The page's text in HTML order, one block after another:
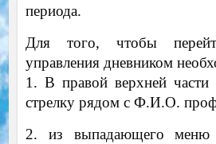
периода.
Для того, чтобы
управления дневником
1. В правой верхней части
стрелку рядом с Ф.И.О.
2. из выпадающего меню